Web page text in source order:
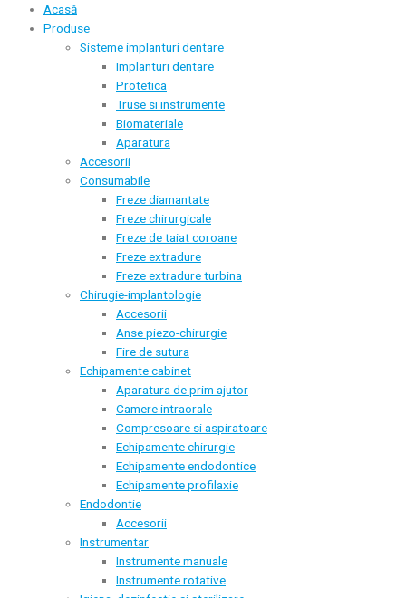
Acasă
Produse
Sisteme implanturi dentare
Implanturi dentare
Protetica
Truse si instrumente
Biomateriale
Aparatura
Accesorii
Consumabile
Freze diamantate
Freze chirurgicale
Freze de taiat coroane
Freze extradure
Freze extradure turbina
Chirugie-implantologie
Accesorii
Anse piezo-chirurgie
Fire de sutura
Echipamente cabinet
Aparatura de prim ajutor
Camere intraorale
Compresoare si aspiratoare
Echipamente chirurgie
Echipamente endodontice
Echipamente profilaxie
Endodontie
Accesorii
Instrumentar
Instrumente manuale
Instrumente rotative